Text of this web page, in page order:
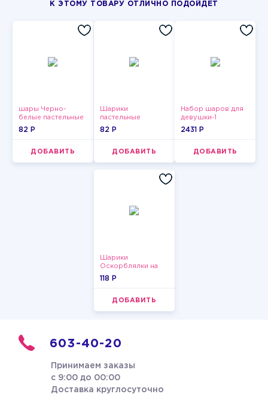
К ЭТОМУ ТОВАРУ ОТЛИЧНО ПОДОЙДЕТ
шары Черно-
белые пастельные
82 P
ДОБАВИТЬ
Шарики
пастельные
82 P
ДОБАВИТЬ
Набор шаров для
девушки-1
2431 P
ДОБАВИТЬ
Шарики
Оскорблялки на
день рождения для
118 P
ДОБАВИТЬ
603-40-20
Принимаем заказы
с 9:00 до 00:00
Доставка круглосуточно